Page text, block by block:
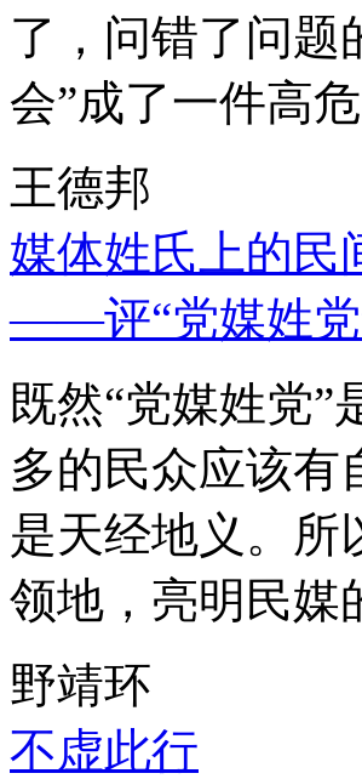
了，问错了问题
会”成了一件高
王德邦
媒体姓氏上的民
——评“党媒姓党
既然“党媒姓党
多的民众应该有
是天经地义。所
领地，亮明民媒
野靖环
不虚此行